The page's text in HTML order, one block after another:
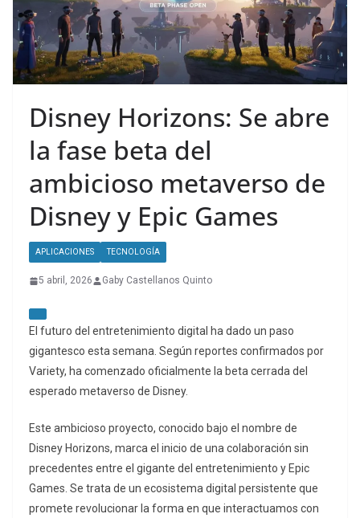
Disney Horizons: Se abre
la fase beta del
ambicioso metaverso de
Disney y Epic Games
APLICACIONES TECNOLOGÍA
5 abril, 2026 Gaby Castellanos Quinto
El futuro del entretenimiento digital ha dado un paso
gigantesco esta semana. Según reportes confirmados por
Variety, ha comenzado oficialmente la beta cerrada del
esperado metaverso de Disney.
Este ambicioso proyecto, conocido bajo el nombre de
Disney Horizons, marca el inicio de una colaboración sin
precedentes entre el gigante del entretenimiento y Epic
Games. Se trata de un ecosistema digital persistente que
promete revolucionar la forma en que interactuamos con